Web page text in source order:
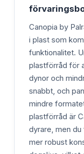
Canopia by
i plast som
funktionalitet.
plastförråd för
dynor och
snabbt, och
mindre
plastförråd är
dyrare, men
mer robust